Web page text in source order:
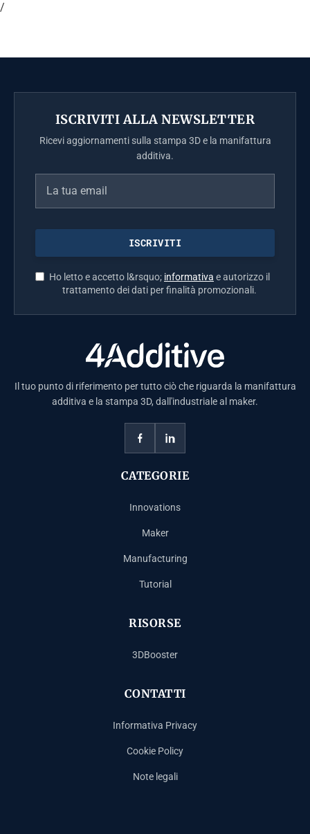
/
ISCRIVITI ALLA NEWSLETTER
Ricevi aggiornamenti sulla stampa 3D e la manifattura
additiva.
Ho letto e accetto l&rsquo; informativa e autorizzo il
trattamento dei dati per finalità promozionali.
Il tuo punto di riferimento per tutto ciò che riguarda la manifattura
additiva e la stampa 3D, dall'industriale al maker.
CATEGORIE
Innovations
Maker
Manufacturing
Tutorial
RISORSE
3DBooster
CONTATTI
Informativa Privacy
Cookie Policy
Note legali